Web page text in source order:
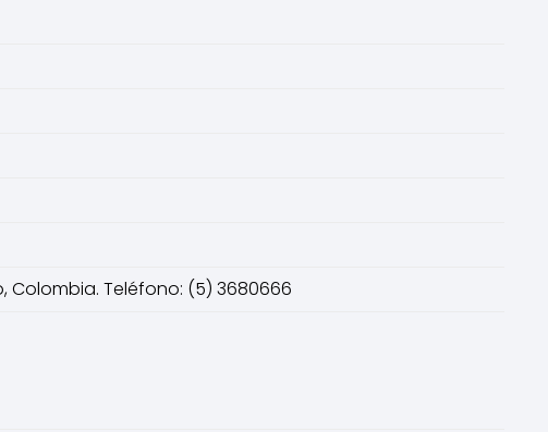
Colombia. Teléfono: (5) 3680666